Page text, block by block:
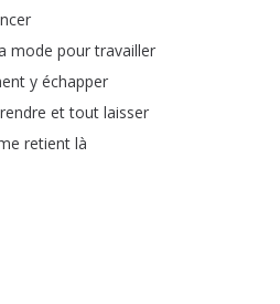
mode pour travailler
y échapper
et tout laisser
retient là